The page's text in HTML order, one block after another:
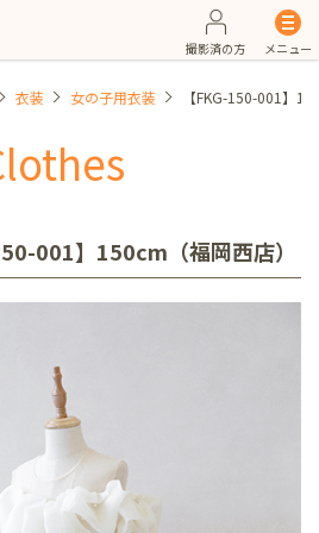
撮影済の方 メニュー
衣装 女の子用衣装 【FKG-150-001】
001】150cm（福岡西店）